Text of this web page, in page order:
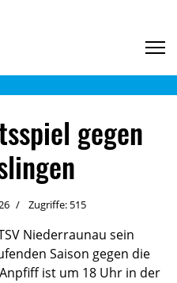
gegen
Zugriffe: 515
Niederraunau sein
Saison gegen die
ist um 18 Uhr in der